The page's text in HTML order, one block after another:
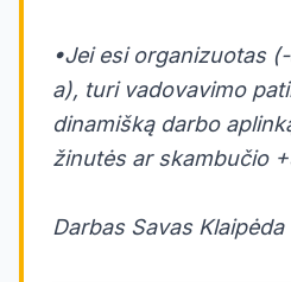
•Jei esi organizuotas
a), turi vadovavimo
dinamišką darbo
žinutės ar skambučio
Darbas Savas Klaipėda